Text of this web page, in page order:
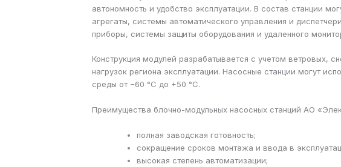
автономность и удобство эксплуатации. В состав станции
агрегаты, системы автоматического управления и
приборы, системы защиты оборудования и удаленного
Конструкция модулей разрабатывается с учетом ветровых,
нагрузок региона эксплуатации. Насосные станции могут
среды от −60 °C до +50 °C.
Преимущества блочно-модульных насосных станций АО
полная заводская готовность;
сокращение сроков монтажа и ввода в
высокая степень автоматизации;